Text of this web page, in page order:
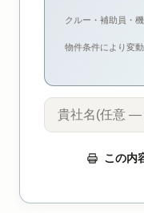
クルー・補助員・
物件条件により変
この内